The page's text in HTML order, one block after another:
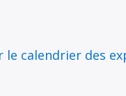
calendrier des